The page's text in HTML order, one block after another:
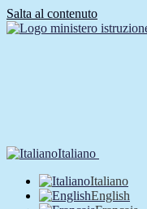
Salta al contenuto
Italiano
Italiano
English